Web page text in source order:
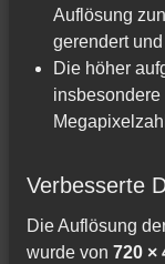
Auflösung
gerendert
Die höher
Verbesserte
Die Auflösung
wurde von 720 ×